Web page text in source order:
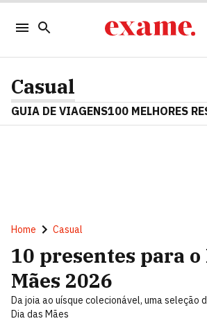
Casual
GUIA DE VIAGENS100 MELHORES
Home Casual
10 presentes para o
Mães 2026
Da joia ao uísque colecionável, uma seleção
Dia das Mães